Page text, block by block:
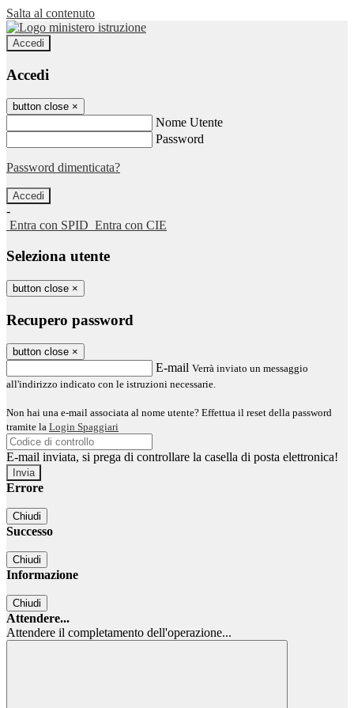
Salta al contenuto
Accedi
Accedi
button close ×
Nome Utente
Password
Password dimenticata?
-
Entra con SPID Entra con CIE
Seleziona utente
button close ×
Recupero password
button close ×
E-mail Verrà inviato un messaggio
all'indirizzo indicato con le istruzioni necessarie.
Non hai una e-mail associata al nome utente? Effettua il reset della password
tramite la Login Spaggiari
E-mail inviata, si prega di controllare la casella di posta elettronica!
Errore
Chiudi
Successo
Chiudi
Informazione
Chiudi
Attendere...
Attendere il completamento dell'operazione...